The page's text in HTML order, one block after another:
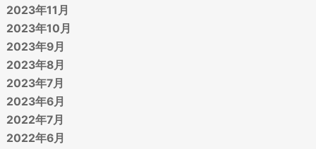
2023年11月
2023年10月
2023年9月
2023年8月
2023年7月
2023年6月
2022年7月
2022年6月